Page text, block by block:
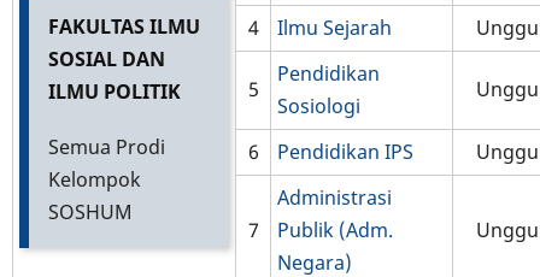
FAKULTAS ILMU
SOSIAL DAN
ILMU POLITIK
Semua Prodi
Kelompok
SOSHUM
4 Ilmu Sejarah
5
Pendidikan
Sosiologi
6 Pendidikan IPS
7
Administrasi
Publik (Adm.
Negara)